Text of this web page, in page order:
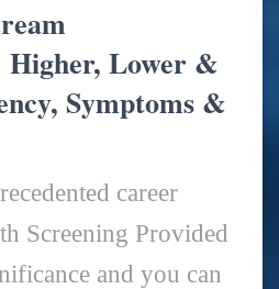
Lower &
Symptoms &
career
Screening Provided
and you can